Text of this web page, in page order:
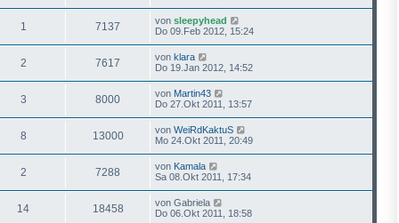
1 7137 von sleepyhead
Do 09.Feb 2012, 15:24
2 7617 von klara
Do 19.Jan 2012, 14:52
3 8000 von Martin43
Do 27.Okt 2011, 13:57
8 13000 von WeiRdKaktuS
Mo 24.Okt 2011, 20:49
2 7288 von Kamala
Sa 08.Okt 2011, 17:34
14 18458 von Gabriela
Do 06.Okt 2011, 18:58